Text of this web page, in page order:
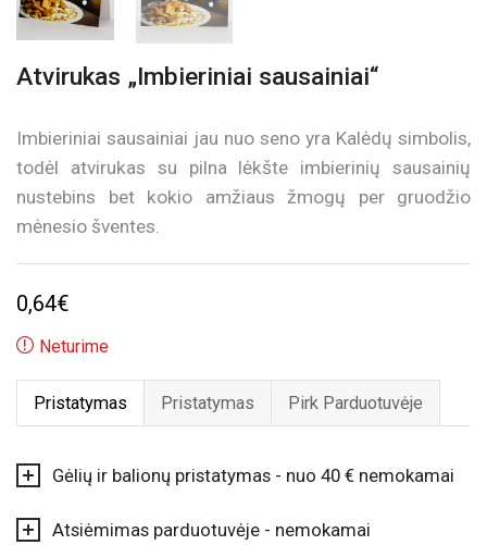
Atvirukas „Imbieriniai sausainiai“
Imbieriniai sausainiai jau nuo seno yra Kalėdų simbolis,
todėl atvirukas su pilna lėkšte imbierinių sausainių
nustebins bet kokio amžiaus žmogų per gruodžio
mėnesio šventes.
0,64€
Neturime
Pristatymas Pristatymas Pirk Parduotuvėje
Gėlių ir balionų pristatymas - nuo 40 € nemokamai
Atsiėmimas parduotuvėje - nemokamai